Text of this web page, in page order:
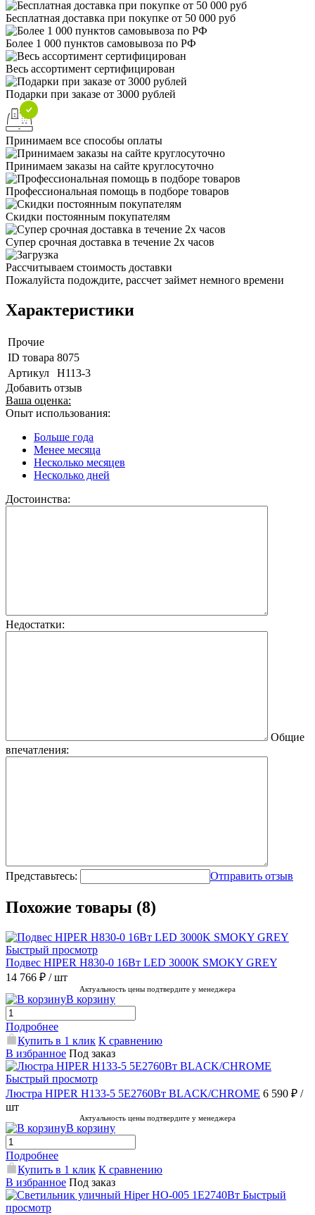
Бесплатная доставка при покупке от 50 000 руб
Более 1 000 пунктов самовывоза по РФ
Весь ассортимент сертифицирован
Подарки при заказе от 3000 рублей
Принимаем все способы оплаты
Принимаем заказы на сайте круглосуточно
Профессиональная помощь в подборе товаров
Скидки постоянным покупателям
Супер срочная доставка в течение 2х часов
Рассчитываем стоимость доставки
Пожалуйста подождите, рассчет займет немного времени
Характеристики
Прочие
ID товара 8075
Артикул
H113-3
Добавить отзыв
Ваша оценка:
Опыт использования:
Больше года
Менее месяца
Несколько месяцев
Несколько дней
Достоинства:
Недостатки:
Общие
впечатления:
Представьтесь: Отправить отзыв
Похожие товары (8)
Быстрый просмотр
Подвес HIPER H830-0 16Вт LED 3000K SMOKY GREY
14 766 ₽ / шт
Актуальность цены подтвердите у менеджера
В корзину
Подробнее
Купить в 1 клик К сравнению
В избранное Под заказ
Быстрый просмотр
Люстра HIPER H133-5 5E2760Вт BLACK/CHROME 6 590 ₽ /
шт
Актуальность цены подтвердите у менеджера
В корзину
Подробнее
Купить в 1 клик К сравнению
В избранное Под заказ
Быстрый
просмотр